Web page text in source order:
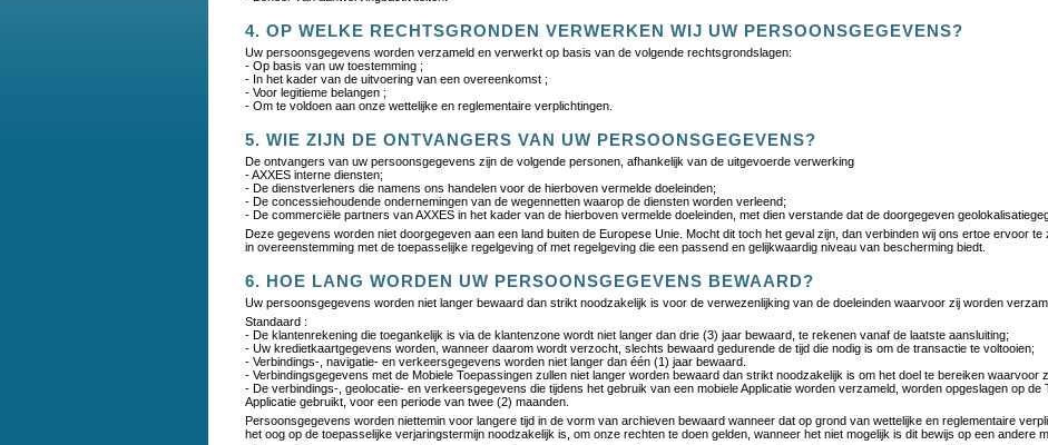
4. OP WELKE RECHTSGRONDEN VERWERKEN WIJ UW PERSOONSGEGEVENS?
Uw persoonsgegevens worden verzameld en verwerkt op basis van de volgende rechtsgrondslagen:
- Op basis van uw toestemming ;
- In het kader van de uitvoering van een overeenkomst ;
- Voor legitieme belangen ;
- Om te voldoen aan onze wettelijke en reglementaire verplichtingen.
5. WIE ZIJN DE ONTVANGERS VAN UW PERSOONSGEGEVENS?
De ontvangers van uw persoonsgegevens zijn de volgende personen, afhankelijk van de uitgevoerde verwerking
- AXXES interne diensten;
- De dienstverleners die namens ons handelen voor de hierboven vermelde doeleinden;
- De concessiehoudende ondernemingen van de wegennetten waarop de diensten worden verleend;
- De commerciële partners van AXXES in het kader van de hierboven vermelde doeleinden, met dien verstande dat de doorgegeven
Deze gegevens worden niet doorgegeven aan een land buiten de Europese Unie. Mocht dit toch het geval zijn, dan verbinden wij ons ertoe ervoor
in overeenstemming met de toepasselijke regelgeving of met regelgeving die een passend en gelijkwaardig niveau van bescherming biedt.
6. HOE LANG WORDEN UW PERSOONSGEGEVENS BEWAARD?
Uw persoonsgegevens worden niet langer bewaard dan strikt noodzakelijk is voor de verwezenlijking van de doeleinden waarvoor zij worden
Standaard :
- De klantenrekening die toegankelijk is via de klantenzone wordt niet langer dan drie (3) jaar bewaard, te rekenen vanaf de laatste aansluiting;
- Uw kredietkaartgegevens worden, wanneer daarom wordt verzocht, slechts bewaard gedurende de tijd die nodig is om de transactie te voltooien;
- Verbindings-, navigatie- en verkeersgegevens worden niet langer dan één (1) jaar bewaard.
- Verbindingsgegevens met de Mobiele Toepassingen zullen niet langer worden bewaard dan strikt noodzakelijk is om het doel te bereiken waarvoor
- De verbindings-, geolocatie- en verkeersgegevens die tijdens het gebruik van een mobiele Applicatie worden verzameld, worden opgeslagen op de
Applicatie gebruikt, voor een periode van twee (2) maanden.
Persoonsgegevens worden niettemin voor langere tijd in de vorm van archieven bewaard wanneer dat op grond van wettelijke en reglementaire
het oog op de toepasselijke verjaringstermijn noodzakelijk is, om onze rechten te doen gelden, wanneer het niet mogelijk is dit bewijs op een andere